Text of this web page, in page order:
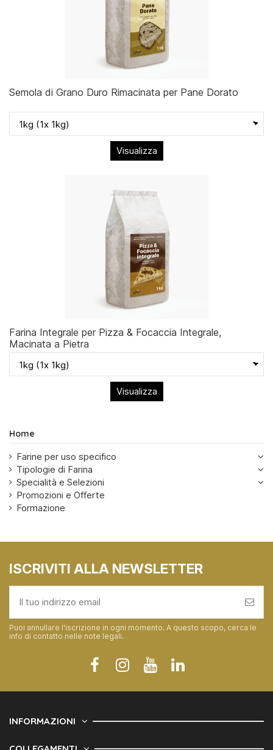
Semola di Grano Duro Rimacinata per Pane Dorato
Visualizza
Farina Integrale per Pizza & Focaccia Integrale,
Macinata a Pietra
Visualizza
Home
Farine per uso specifico
Tipologie di Farina
Specialità e Selezioni
Promozioni e Offerte
Formazione
ISCRIVITI ALLA NEWSLETTER
Puoi annullare l'iscrizione in ogni momento. A questo scopo, cerca le
info di contatto nelle note legali.
INFORMAZIONI